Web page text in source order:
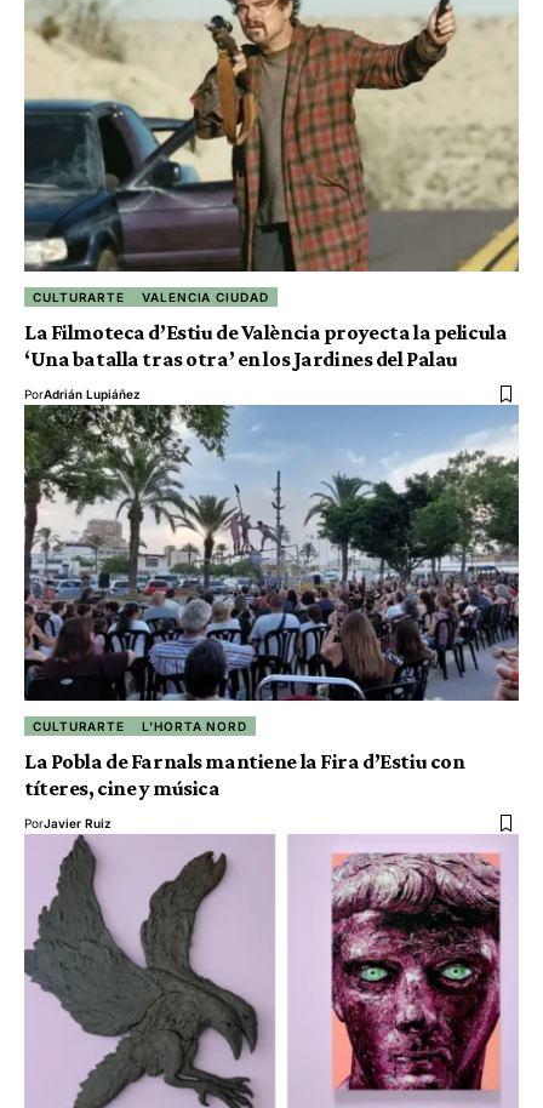
CULTURARTE VALENCIA CIUDAD
La Filmoteca d’Estiu de València proyecta la pelicula
‘Una batalla tras otra’ en los Jardines del Palau
PorAdrián Lupiáñez
CULTURARTE L'HORTA NORD
La Pobla de Farnals mantiene la Fira d’Estiu con
títeres, cine y música
PorJavier Ruiz